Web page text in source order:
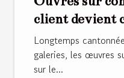
client devient
Longtemps
galeries, les œuvres
sur le...